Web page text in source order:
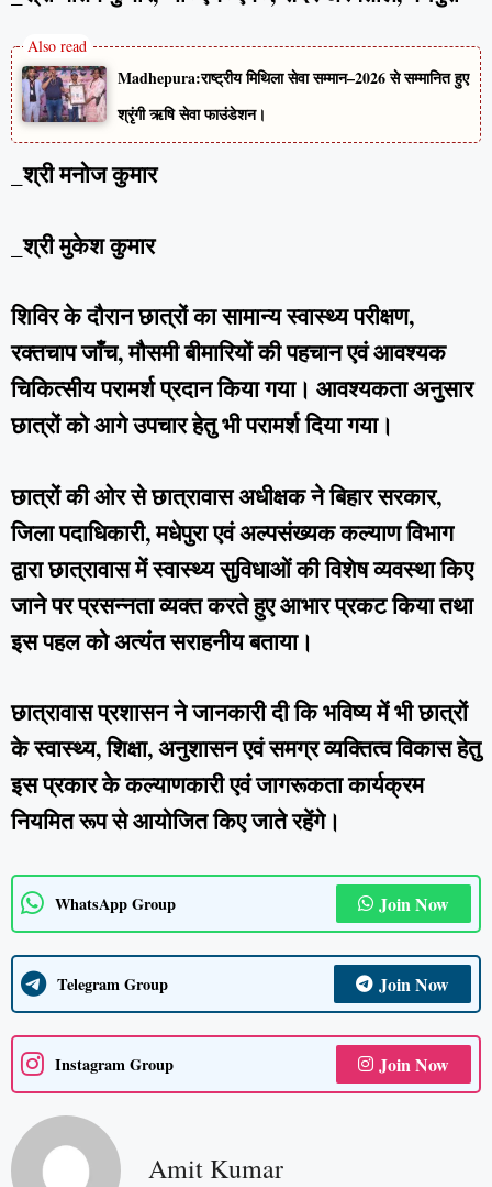
Madhepura:राष्ट्रीय मिथिला सेवा सम्मान–2026 से सम्मानित हुए
श्रृंगी ऋषि सेवा फाउंडेशन।
_श्री मनोज कुमार
_श्री मुकेश कुमार
शिविर के दौरान छात्रों का सामान्य स्वास्थ्य परीक्षण,
रक्तचाप जाँच, मौसमी बीमारियों की पहचान एवं आवश्यक
चिकित्सीय परामर्श प्रदान किया गया। आवश्यकता अनुसार
छात्रों को आगे उपचार हेतु भी परामर्श दिया गया।
छात्रों की ओर से छात्रावास अधीक्षक ने बिहार सरकार,
जिला पदाधिकारी, मधेपुरा एवं अल्पसंख्यक कल्याण विभाग
द्वारा छात्रावास में स्वास्थ्य सुविधाओं की विशेष व्यवस्था किए
जाने पर प्रसन्नता व्यक्त करते हुए आभार प्रकट किया तथा
इस पहल को अत्यंत सराहनीय बताया।
छात्रावास प्रशासन ने जानकारी दी कि भविष्य में भी छात्रों
के स्वास्थ्य, शिक्षा, अनुशासन एवं समग्र व्यक्तित्व विकास हेतु
इस प्रकार के कल्याणकारी एवं जागरूकता कार्यक्रम
नियमित रूप से आयोजित किए जाते रहेंगे।
WhatsApp Group Join Now
Telegram Group Join Now
Instagram Group Join Now
Amit Kumar